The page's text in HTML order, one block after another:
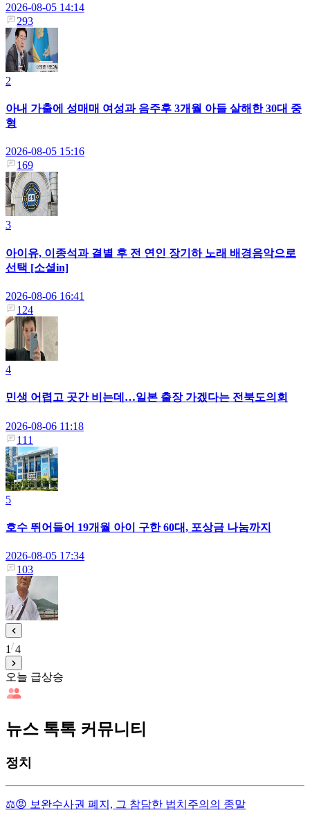
2026-08-05 14:14
293
2
아내 가출에 성매매 여성과 음주후 3개월 아들 살해한 30대 중
형
2026-08-05 15:16
169
3
아이유, 이종석과 결별 후 전 연인 장기하 노래 배경음악으로
선택 [소셜in]
2026-08-06 16:41
124
4
민생 어렵고 곳간 비는데…일본 출장 가겠다는 전북도의회
2026-08-06 11:18
111
5
호수 뛰어들어 19개월 아이 구한 60대, 포상금 나눔까지
2026-08-05 17:34
103
1 4
오늘 급상승
뉴스 톡톡 커뮤니티
정치
⚖️😡 보완수사권 폐지, 그 참담한 법치주의의 종말